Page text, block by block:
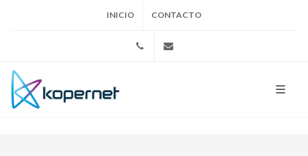
INICIO CONTACTO
+525553172783